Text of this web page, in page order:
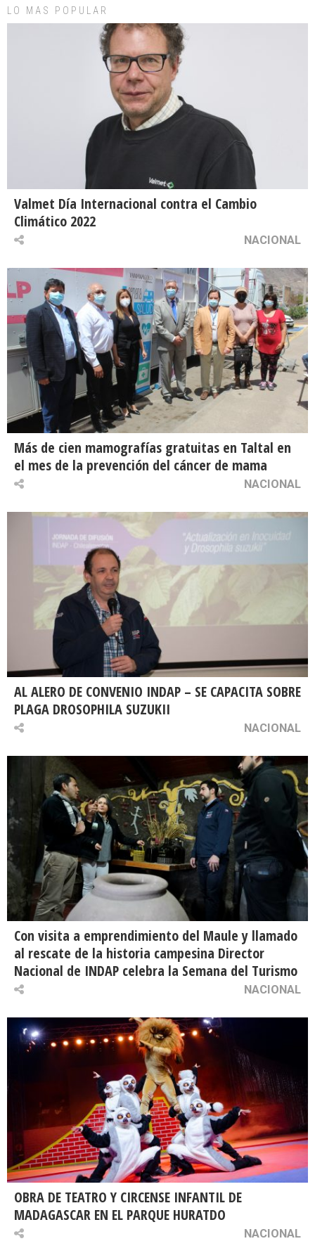
LO MAS POPULAR
Valmet Día Internacional contra el Cambio
Climático 2022
NACIONAL
Más de cien mamografías gratuitas en Taltal en
el mes de la prevención del cáncer de mama
NACIONAL
AL ALERO DE CONVENIO INDAP – SE CAPACITA SOBRE
PLAGA DROSOPHILA SUZUKII
NACIONAL
Con visita a emprendimiento del Maule y llamado
al rescate de la historia campesina Director
Nacional de INDAP celebra la Semana del Turismo
NACIONAL
OBRA DE TEATRO Y CIRCENSE INFANTIL DE
MADAGASCAR EN EL PARQUE HURATDO
NACIONAL